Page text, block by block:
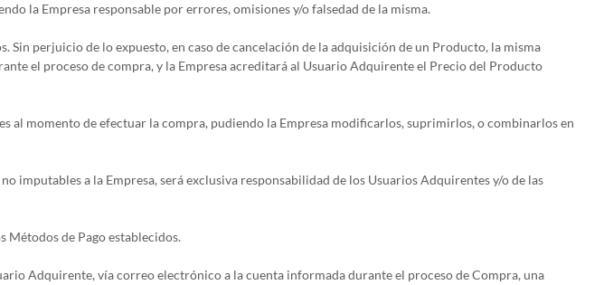
la Empresa responsable por errores, omisiones y/o falsedad de la misma.
perjuicio de lo expuesto, en caso de cancelación de la adquisición de un Producto, la misma
el proceso de compra, y la Empresa acreditará al Usuario Adquirente el Precio del Producto
al momento de efectuar la compra, pudiendo la Empresa modificarlos, suprimirlos, o combinarlos en
imputables a la Empresa, será exclusiva responsabilidad de los Usuarios Adquirentes y/o de las
Métodos de Pago establecidos.
Adquirente, vía correo electrónico a la cuenta informada durante el proceso de Compra, una